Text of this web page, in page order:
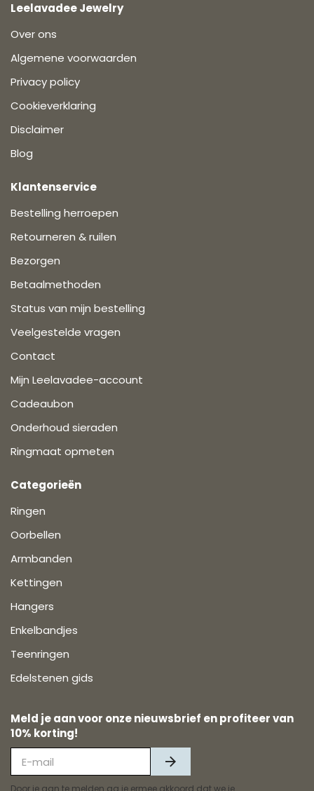
Leelavadee Jewelry
Over ons
Algemene voorwaarden
Privacy policy
Cookieverklaring
Disclaimer
Blog
Klantenservice
Bestelling herroepen
Retourneren & ruilen
Bezorgen
Betaalmethoden
Status van mijn bestelling
Veelgestelde vragen
Contact
Mijn Leelavadee-account
Cadeaubon
Onderhoud sieraden
Ringmaat opmeten
Categorieën
Ringen
Oorbellen
Armbanden
Kettingen
Hangers
Enkelbandjes
Teenringen
Edelstenen gids
Meld je aan voor onze nieuwsbrief en profiteer van
10% korting!